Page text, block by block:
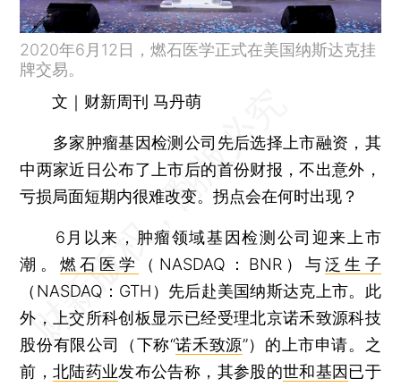
2020年6月12日，燃石医学正式在美国纳斯达克挂
牌交易。
文｜财新周刊 马丹萌
多家肿瘤基因检测公司先后选择上市融资，其
中两家近日公布了上市后的首份财报，不出意外，
亏损局面短期内很难改变。拐点会在何时出现？
6月以来，肿瘤领域基因检测公司迎来上市
潮。 燃石医学 （NASDAQ：BNR）与泛生子
（NASDAQ：GTH）先后赴美国纳斯达克上市。此
外，上交所科创板显示已经受理北京诺禾致源科技
股份有限公司（下称“诺禾致源”）的上市申请。之
前，北陆药业发布公告称，其参股的世和基因已于